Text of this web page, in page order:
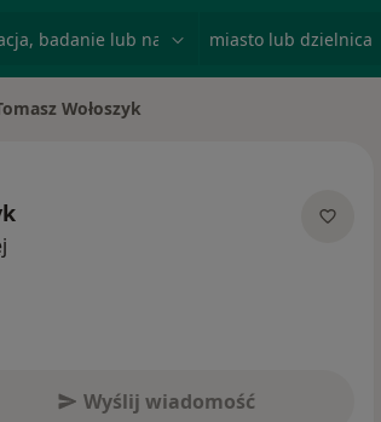
miastoWołoszyk
Wyślij wiadomość